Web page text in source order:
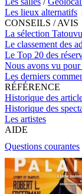
Les lieux alternatifs
CONSEILS / AVIS
La sélection Tatouvu
Le classement des
Le Top 20 des
Nous avons vu pour
Les derniers
RÉFÉRENCE
Historique des
Historique des
Les artistes
AIDE
Questions courantes